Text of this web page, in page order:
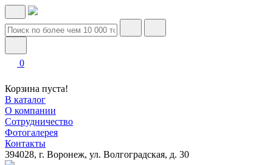
0
Корзина пуста!
В каталог
О компании
Сотрудничество
Фотогалерея
Контакты
394028, г. Воронеж, ул. Волгоградская, д. 30